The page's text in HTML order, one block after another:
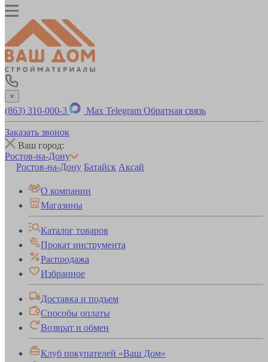
×
(863) 310-000-3 Max Telegram Обратная связь
Заказать звонок
Ваш город:
Ростов-на-Дону
Ростов-на-Дону Батайск Аксай
О компании
Магазины
Каталог товаров
Прокат инструмента
Распродажа
Избранное
Доставка и подъем
Способы оплаты
Возврат и обмен
Клуб покупателей «Ваш Дом»